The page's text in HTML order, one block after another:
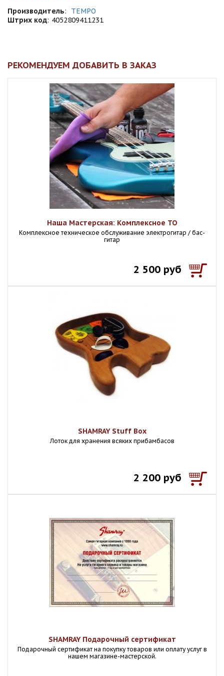
Производитель:
TEMPO
Штрих код: 4052809411231
РЕКОМЕНДУЕМ ДОБАВИТЬ В ЗАКАЗ
Наша Мастерская: Комплексное ТО
Комплексное техническое обслуживание электрогитар / бас-
гитар
2 500 руб
SHAMRAY Stuff Box
Лоток для хранения всяких прибамбасов
2 200 руб
SHAMRAY Подарочный сертификат
Подарочный сертификат на покупку товаров или оплату услуг в
нашем магазине-мастерской.